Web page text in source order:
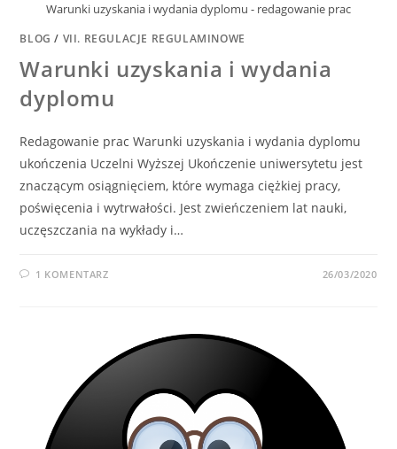
Warunki uzyskania i wydania dyplomu - redagowanie prac
BLOG / VII. REGULACJE REGULAMINOWE
Warunki uzyskania i wydania
dyplomu
Redagowanie prac Warunki uzyskania i wydania dyplomu
ukończenia Uczelni Wyższej Ukończenie uniwersytetu jest
znaczącym osiągnięciem, które wymaga ciężkiej pracy,
poświęcenia i wytrwałości. Jest zwieńczeniem lat nauki,
uczęszczania na wykłady i…
1 KOMENTARZ 26/03/2020